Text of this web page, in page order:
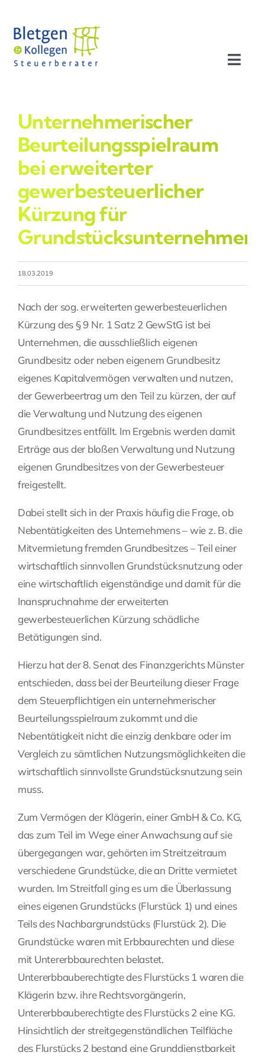
Inhalt
springen
Profil
Leistungen
Team
Fragen Sie Ihre Kanzlei
Kontakt
Unternehmerischer
Beurteilungsspielraum
bei erweiterter
gewerbesteuerlicher
Kürzung für
Grundstücksunternehmen
18.03.2019
Nach der sog. erweiterten gewerbesteuerlichen
Kürzung des § 9 Nr. 1 Satz 2 GewStG ist bei
Unternehmen, die ausschließlich eigenen
Grundbesitz oder neben eigenem Grundbesitz
eigenes Kapitalvermögen verwalten und nutzen,
der Gewerbeertrag um den Teil zu kürzen, der auf
die Verwaltung und Nutzung des eigenen
Grundbesitzes entfällt. Im Ergebnis werden damit
Erträge aus der bloßen Verwaltung und Nutzung
eigenen Grundbesitzes von der Gewerbesteuer
freigestellt.
Dabei stellt sich in der Praxis häufig die Frage, ob
Nebentätigkeiten des Unternehmens – wie z. B. die
Mitvermietung fremden Grundbesitzes – Teil einer
wirtschaftlich sinnvollen Grundstücksnutzung oder
eine wirtschaftlich eigenständige und damit für die
Inanspruchnahme der erweiterten
gewerbesteuerlichen Kürzung schädliche
Betätigungen sind.
Hierzu hat der 8. Senat des Finanzgerichts Münster
entschieden, dass bei der Beurteilung dieser Frage
dem Steuerpflichtigen ein unternehmerischer
Beurteilungsspielraum zukommt und die
Nebentätigkeit nicht die einzig denkbare oder im
Vergleich zu sämtlichen Nutzungsmöglichkeiten die
wirtschaftlich sinnvollste Grundstücksnutzung sein
muss.
Zum Vermögen der Klägerin, einer GmbH & Co. KG,
das zum Teil im Wege einer Anwachsung auf sie
übergegangen war, gehörten im Streitzeitraum
verschiedene Grundstücke, die an Dritte vermietet
wurden. Im Streitfall ging es um die Überlassung
eines eigenen Grundstücks (Flurstück 1) und eines
Teils des Nachbargrundstücks (Flurstück 2). Die
Grundstücke waren mit Erbbaurechten und diese
mit Untererbbaurechten belastet.
Untererbbauberechtigte des Flurstücks 1 waren die
Klägerin bzw. ihre Rechtsvorgängerin,
Untererbbauberechtigte des Flurstücks 2 eine KG.
Hinsichtlich der streitgegenständlichen Teilfläche
des Flurstücks 2 bestand eine Grunddienstbarkeit